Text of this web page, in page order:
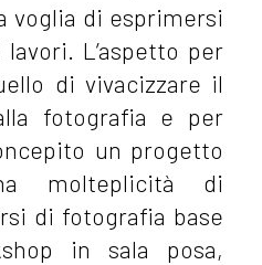
voglia di esprimersi
L’aspetto per
di vivacizzare il
fotografia e per
un progetto
molteplicità di
di fotografia base
in sala posa,